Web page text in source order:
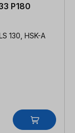
P180
130, HSK-A